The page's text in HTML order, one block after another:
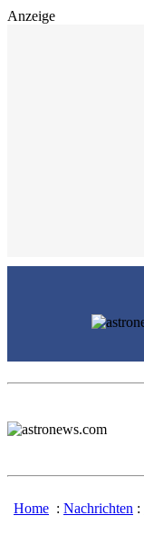
Anzeige
Home : Nachrichten :